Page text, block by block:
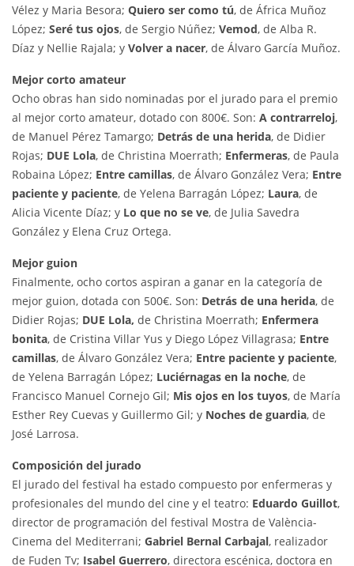
Vélez y Maria Besora; Quiero ser como tú, de África Muñoz
López; Seré tus ojos, de Sergio Núñez; Vemod, de Alba R.
Díaz y Nellie Rajala; y Volver a nacer, de Álvaro García Muñoz.
Mejor corto amateur
Ocho obras han sido nominadas por el jurado para el premio
al mejor corto amateur, dotado con 800€. Son: A contrarreloj,
de Manuel Pérez Tamargo; Detrás de una herida, de Didier
Rojas; DUE Lola, de Christina Moerrath; Enfermeras, de Paula
Robaina López; Entre camillas, de Álvaro González Vera; Entre
paciente y paciente, de Yelena Barragán López; Laura, de
Alicia Vicente Díaz; y Lo que no se ve, de Julia Savedra
González y Elena Cruz Ortega.
Mejor guion
Finalmente, ocho cortos aspiran a ganar en la categoría de
mejor guion, dotada con 500€. Son: Detrás de una herida, de
Didier Rojas; DUE Lola, de Christina Moerrath; Enfermera
bonita, de Cristina Villar Yus y Diego López Villagrasa; Entre
camillas, de Álvaro González Vera; Entre paciente y paciente,
de Yelena Barragán López; Luciérnagas en la noche, de
Francisco Manuel Cornejo Gil; Mis ojos en los tuyos, de María
Esther Rey Cuevas y Guillermo Gil; y Noches de guardia, de
José Larrosa.
Composición del jurado
El jurado del festival ha estado compuesto por enfermeras y
profesionales del mundo del cine y el teatro: Eduardo Guillot,
director de programación del festival Mostra de València-
Cinema del Mediterrani; Gabriel Bernal Carbajal, realizador
de Fuden Tv; Isabel Guerrero, directora escénica, doctora en